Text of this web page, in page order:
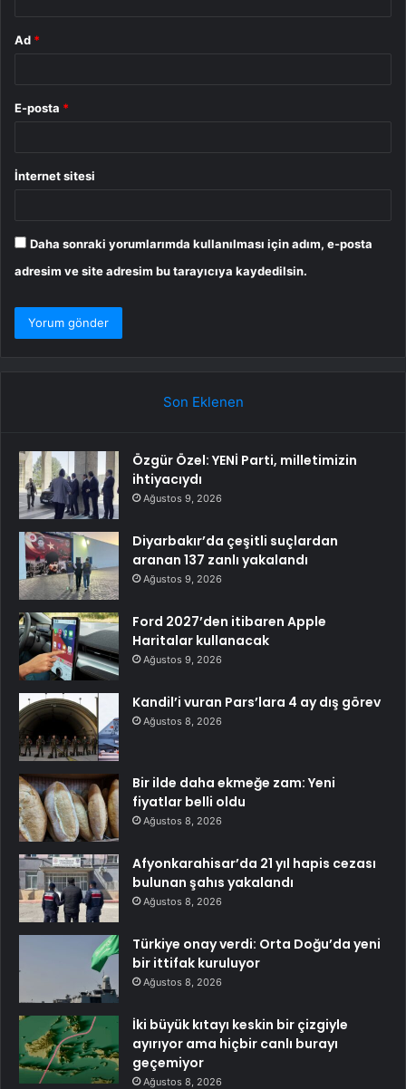
Ad *
E-posta *
İnternet sitesi
Daha sonraki yorumlarımda kullanılması için adım, e-posta
adresim ve site adresim bu tarayıcıya kaydedilsin.
Son Eklenen
Özgür Özel: YENİ Parti, milletimizin
ihtiyacıydı
Ağustos 9, 2026
Diyarbakır’da çeşitli suçlardan
aranan 137 zanlı yakalandı
Ağustos 9, 2026
Ford 2027’den itibaren Apple
Haritalar kullanacak
Ağustos 9, 2026
Kandil’i vuran Pars’lara 4 ay dış görev
Ağustos 8, 2026
Bir ilde daha ekmeğe zam: Yeni
fiyatlar belli oldu
Ağustos 8, 2026
Afyonkarahisar’da 21 yıl hapis cezası
bulunan şahıs yakalandı
Ağustos 8, 2026
Türkiye onay verdi: Orta Doğu’da yeni
bir ittifak kuruluyor
Ağustos 8, 2026
İki büyük kıtayı keskin bir çizgiyle
ayırıyor ama hiçbir canlı burayı
geçemiyor
Ağustos 8, 2026